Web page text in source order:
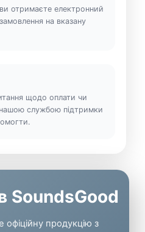
отримаєте електронний
на вказану
щодо оплати чи
нашою службою підтримки
SoundsGood
продукцію з